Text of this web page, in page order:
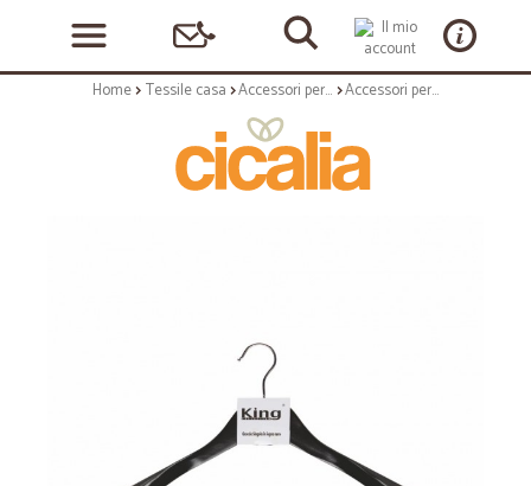
Home Tessile casa Accessori per il Tessile Accessori per il tessile: Gruccia singola con spalla legno nero